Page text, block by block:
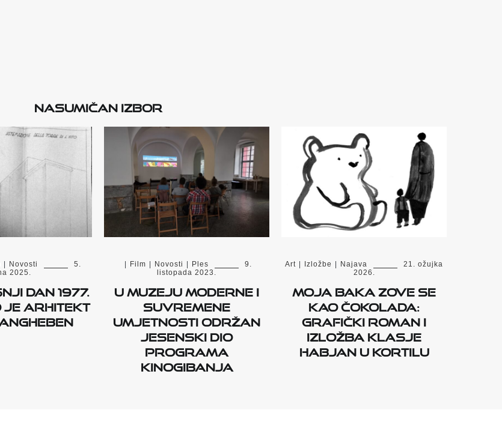
Nasumičan izbor
Novosti
5.
2025.
dan 1977.
je arhitekt
| Film | Novosti | Ples
9.
listopada 2023.
U Muzeju moderne i
suvremene
umjetnosti održan
jesenski dio
programa
Kinogibanja
Art Izložbe Najava
21. ožujka
2026.
Moja baka zove se
kao čokolada:
grafički roman i
izložba Klasje
Habjan u Kortilu